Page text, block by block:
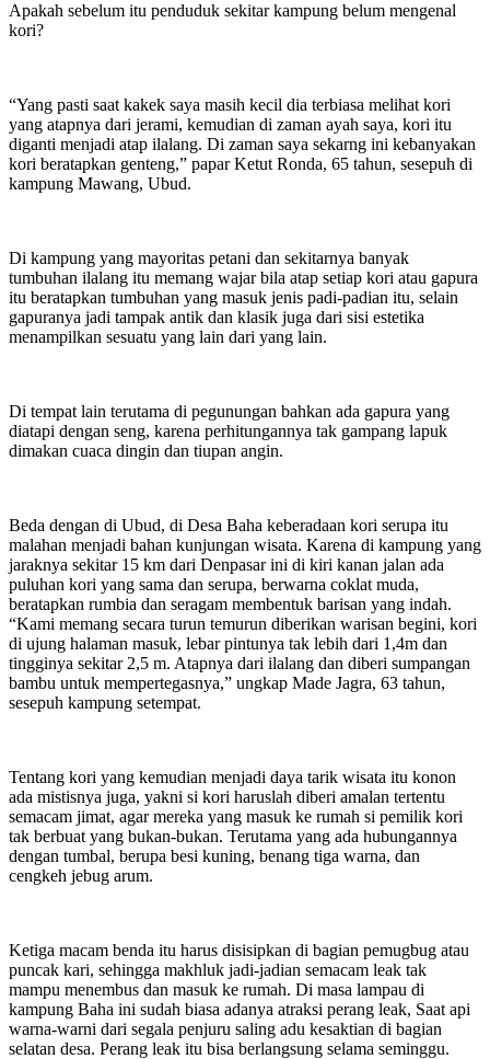
Apakah sebelum itu penduduk sekitar kampung belum mengenal
kori?
“Yang pasti saat kakek saya masih kecil dia terbiasa melihat kori
yang atapnya dari jerami, kemudian di zaman ayah saya, kori itu
diganti menjadi atap ilalang. Di zaman saya sekarng ini kebanyakan
kori beratapkan genteng,” papar Ketut Ronda, 65 tahun, sesepuh di
kampung Mawang, Ubud.
Di kampung yang mayoritas petani dan sekitarnya banyak
tumbuhan ilalang itu memang wajar bila atap setiap kori atau gapura
itu beratapkan tumbuhan yang masuk jenis padi-padian itu, selain
gapuranya jadi tampak antik dan klasik juga dari sisi estetika
menampilkan sesuatu yang lain dari yang lain.
Di tempat lain terutama di pegunungan bahkan ada gapura yang
diatapi dengan seng, karena perhitungannya tak gampang lapuk
dimakan cuaca dingin dan tiupan angin.
Beda dengan di Ubud, di Desa Baha keberadaan kori serupa itu
malahan menjadi bahan kunjungan wisata. Karena di kampung yang
jaraknya sekitar 15 km dari Denpasar ini di kiri kanan jalan ada
puluhan kori yang sama dan serupa, berwarna coklat muda,
beratapkan rumbia dan seragam membentuk barisan yang indah.
“Kami memang secara turun temurun diberikan warisan begini, kori
di ujung halaman masuk, lebar pintunya tak lebih dari 1,4m dan
tingginya sekitar 2,5 m. Atapnya dari ilalang dan diberi sumpangan
bambu untuk mempertegasnya,” ungkap Made Jagra, 63 tahun,
sesepuh kampung setempat.
Tentang kori yang kemudian menjadi daya tarik wisata itu konon
ada mistisnya juga, yakni si kori haruslah diberi amalan tertentu
semacam jimat, agar mereka yang masuk ke rumah si pemilik kori
tak berbuat yang bukan-bukan. Terutama yang ada hubungannya
dengan tumbal, berupa besi kuning, benang tiga warna, dan
cengkeh jebug arum.
Ketiga macam benda itu harus disisipkan di bagian pemugbug atau
puncak kari, sehingga makhluk jadi-jadian semacam leak tak
mampu menembus dan masuk ke rumah. Di masa lampau di
kampung Baha ini sudah biasa adanya atraksi perang leak, Saat api
warna-warni dari segala penjuru saling adu kesaktian di bagian
selatan desa. Perang leak itu bisa berlangsung selama seminggu.